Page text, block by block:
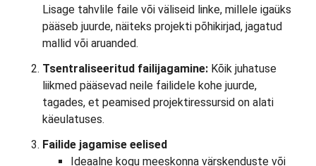
Lisage tahvlile faile või väliseid linke, millele igaüks
pääseb juurde, näiteks projekti põhikirjad, jagatud
mallid või aruanded.
Tsentraliseeritud failijagamine: Kõik juhatuse
liikmed pääsevad neile failidele kohe juurde,
tagades, et peamised projektiressursid on alati
käeulatuses.
Failide jagamise eelised
Ideaalne kogu meeskonna värskenduste või